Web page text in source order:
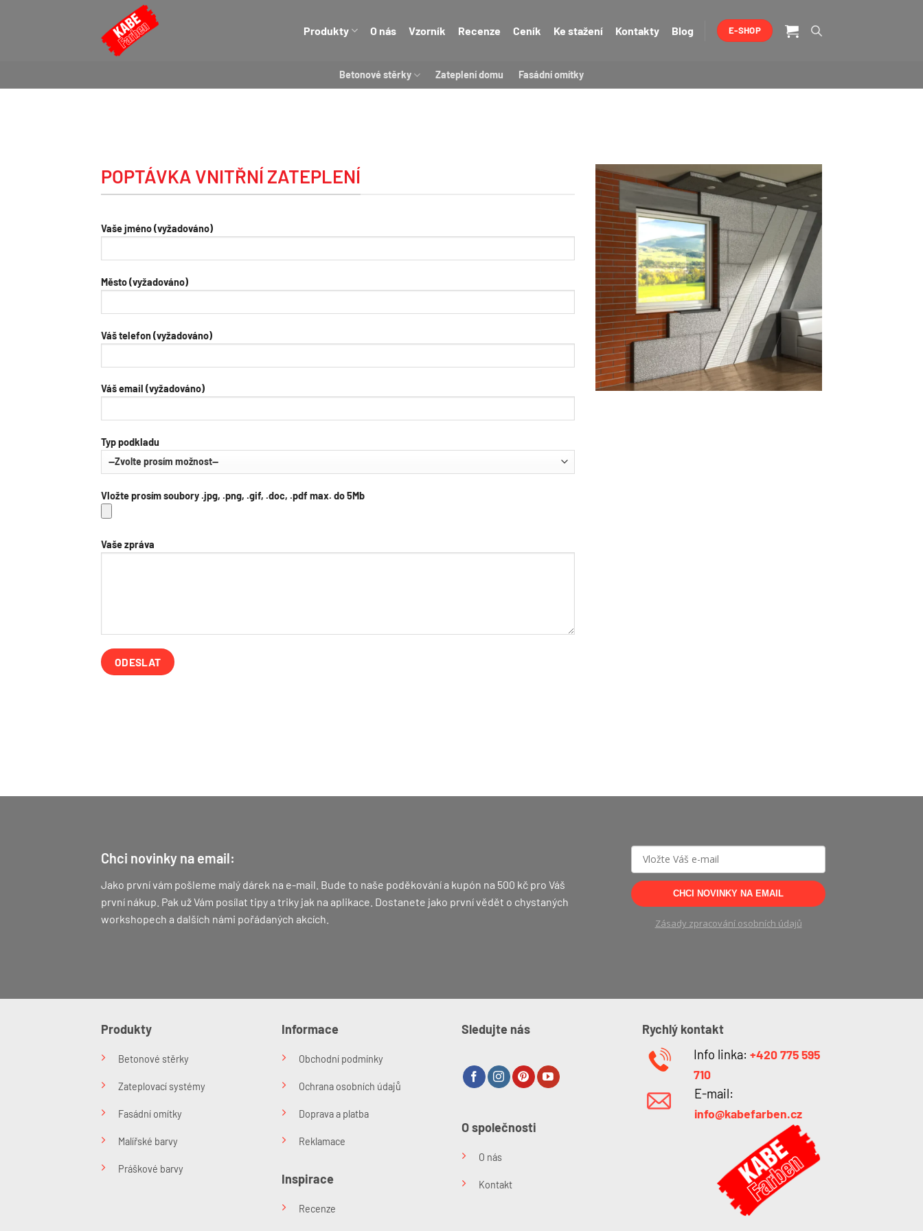
Produkty O nás Vzorník Recenze Ceník Ke stažení Kontakty Blog E-SHOP
Betonové stěrky Zateplení domu Fasádní omítky
POPTÁVKA VNITŘNÍ ZATEPLENÍ
Vaše jméno (vyžadováno)
Město (vyžadováno)
Váš telefon (vyžadováno)
Váš email (vyžadováno)
Typ podkladu
Vložte prosím soubory .jpg, .png, .gif, .doc, .pdf max. do 5Mb
Vaše zpráva
Chci novinky na email:
Jako první vám pošleme malý dárek na e-mail. Bude to naše poděkování a kupón na 500 kč pro Váš
první nákup. Pak už Vám posílat tipy a triky jak na aplikace. Dostanete jako první vědět o chystaných
workshopech a dalších námi pořádaných akcích.
CHCI NOVINKY NA EMAIL
Zásady zpracování osobních údajů
Produkty
Betonové stěrky
Zateplovací systémy
Fasádní omítky
Malířské barvy
Práškové barvy
Informace
Obchodní podmínky
Ochrana osobních údajů
Doprava a platba
Reklamace
Inspirace
Recenze
Sledujte nás
O společnosti
O nás
Kontakt
Rychlý kontakt
Info linka:+420 775 595
710
E-mail:
info@kabefarben.cz